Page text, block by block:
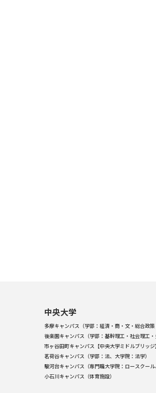
中央大学
多摩キャンパス（学部：経済・商・文・総合政
後楽園キャンパス（学部：基幹理工・社会理工・
市ヶ谷田町キャンパス【中央大学ミドルブリッ
茗荷谷キャンパス（学部：法、大学院：法学）
駿河台キャンパス（専門職大学院：ロースクール
小石川キャンパス（体育施設）